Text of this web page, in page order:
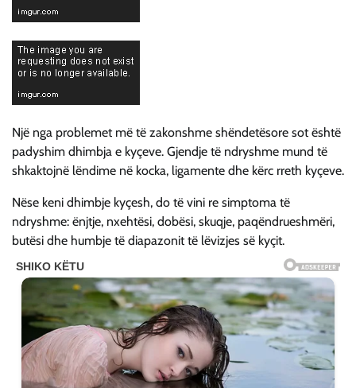
Një nga problemet më të zakonshme shëndetësore sot është
padyshim dhimbja e kyçeve. Gjendje të ndryshme mund të
shkaktojnë lëndime në kocka, ligamente dhe kërc rreth kyçeve.
Nëse keni dhimbje kyçesh, do të vini re simptoma të
ndryshme: ënjtje, nxehtësi, dobësi, skuqje, paqëndrueshmëri,
butësi dhe humbje të diapazonit të lëvizjes së kyçit.